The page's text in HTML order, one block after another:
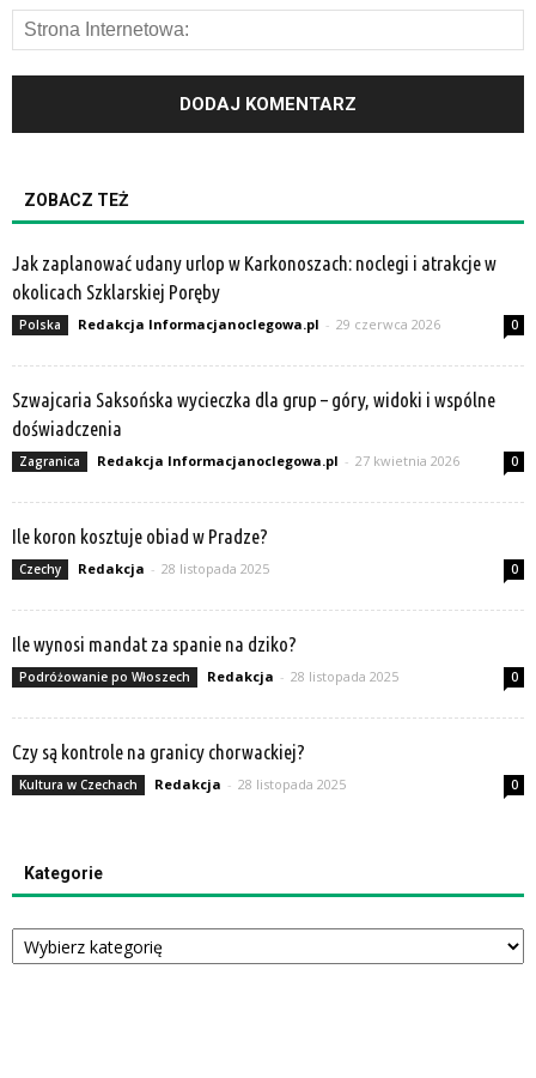
ZOBACZ TEŻ
Jak zaplanować udany urlop w Karkonoszach: noclegi i atrakcje w
okolicach Szklarskiej Poręby
Polska Redakcja Informacjanoclegowa.pl - 29 czerwca 2026 0
Szwajcaria Saksońska wycieczka dla grup – góry, widoki i wspólne
doświadczenia
Zagranica Redakcja Informacjanoclegowa.pl - 27 kwietnia 2026 0
Ile koron kosztuje obiad w Pradze?
Czechy Redakcja - 28 listopada 2025 0
Ile wynosi mandat za spanie na dziko?
Podróżowanie po Włoszech Redakcja - 28 listopada 2025 0
Czy są kontrole na granicy chorwackiej?
Kultura w Czechach Redakcja - 28 listopada 2025 0
Kategorie
Kategorie